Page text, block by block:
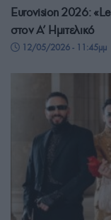
Eurovision 2026:
στον Α’ Ημιτελικό
12/05/2026 - 11:45μμ